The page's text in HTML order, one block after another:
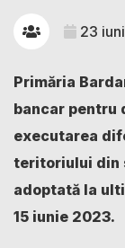
23
Primăria
bancar pentru
executarea
teritoriului din
adoptată la
15 iunie 2023.